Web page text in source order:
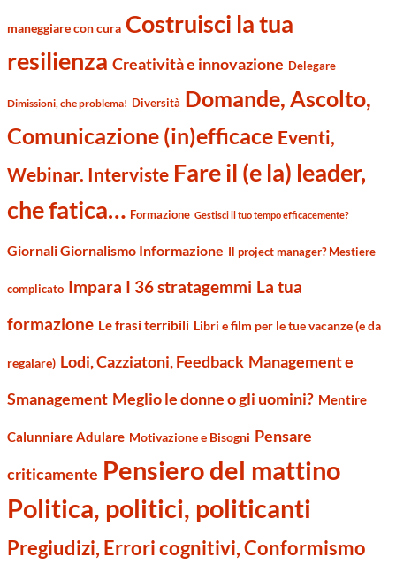
maneggiare con cura Costruisci la tua
resilienza Creatività e innovazione Delegare
Dimissioni, che problema! Diversità Domande, Ascolto,
Comunicazione (in)efficace Eventi,
Webinar. Interviste Fare il (e la) leader,
che fatica… Formazione Gestisci il tuo tempo efficacemente?
Giornali Giornalismo Informazione Il project manager? Mestiere
complicato Impara I 36 stratagemmi La tua
formazione Le frasi terribili Libri e film per le tue vacanze (e da
regalare) Lodi, Cazziatoni, Feedback Management e
Smanagement Meglio le donne o gli uomini? Mentire
Calunniare Adulare Motivazione e Bisogni Pensare
criticamente Pensiero del mattino
Politica, politici, politicanti
Pregiudizi, Errori cognitivi, Conformismo